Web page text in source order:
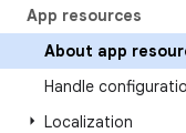
App resources
About app
Handle
Localization